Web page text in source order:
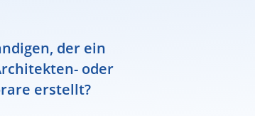
der ein
oder
erstellt?